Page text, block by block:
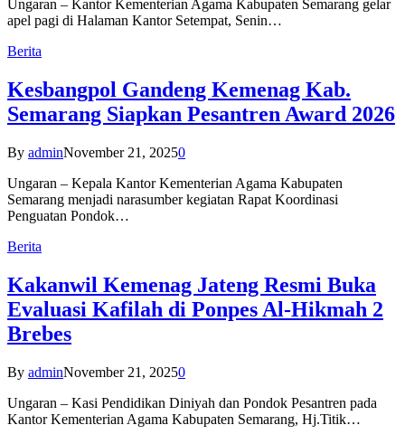
Ungaran – Kantor Kementerian Agama Kabupaten Semarang gelar
apel pagi di Halaman Kantor Setempat, Senin…
Berita
Kesbangpol Gandeng Kemenag Kab.
Semarang Siapkan Pesantren Award 2026
By adminNovember 21, 20250
Ungaran – Kepala Kantor Kementerian Agama Kabupaten
Semarang menjadi narasumber kegiatan Rapat Koordinasi
Penguatan Pondok…
Berita
Kakanwil Kemenag Jateng Resmi Buka
Evaluasi Kafilah di Ponpes Al-Hikmah 2
Brebes
By adminNovember 21, 20250
Ungaran – Kasi Pendidikan Diniyah dan Pondok Pesantren pada
Kantor Kementerian Agama Kabupaten Semarang, Hj.Titik…